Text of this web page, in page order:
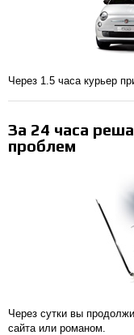
Через 1.5 часа курьер
За 24 часа
проблем
Через сутки вы
сайта или романом.